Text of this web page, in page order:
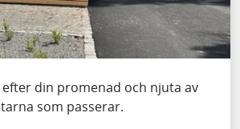
efter din promenad och njuta av
som passerar.